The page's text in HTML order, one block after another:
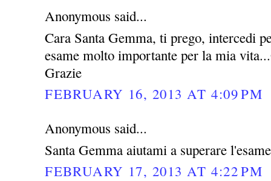
Anonymous said...
Cara Santa Gemma, ti prego, intercedi
esame molto importante per la mia
Grazie
FEBRUARY 16, 2013 AT 4:09 PM
Anonymous said...
Santa Gemma aiutami a superare
FEBRUARY 17, 2013 AT 4:22 PM